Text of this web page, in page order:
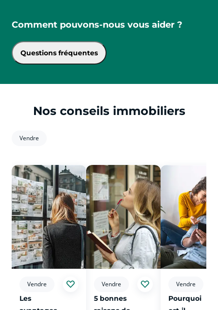
Comment pouvons-nous vous aider ?
Questions fréquentes
Nos conseils immobiliers
Vendre
Vendre
Les
voir plus sur l'article Les avantages de confier son projet à
Vendre
5 bonnes
voir plus sur l'article 5 bonnes
Vendre
Pourquoi
voir plus sur